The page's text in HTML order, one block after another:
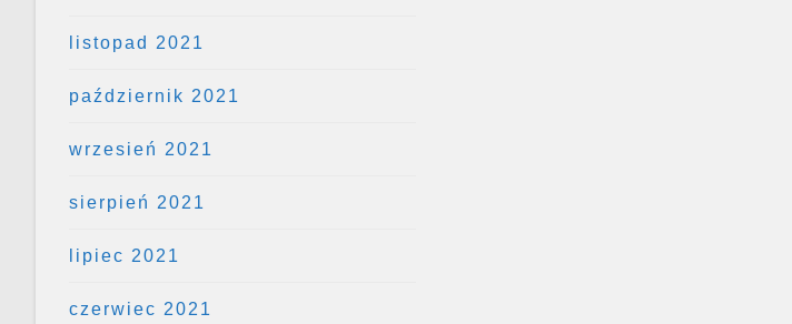
listopad 2021
październik 2021
wrzesień 2021
sierpień 2021
lipiec 2021
czerwiec 2021